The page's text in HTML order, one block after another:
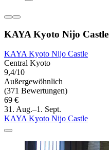
KAYA Kyoto Nijo Castle
KAYA Kyoto Nijo Castle
Central Kyoto
9,4/10
Außergewöhnlich
(371 Bewertungen)
69 €
31. Aug.–1. Sept.
KAYA Kyoto Nijo Castle